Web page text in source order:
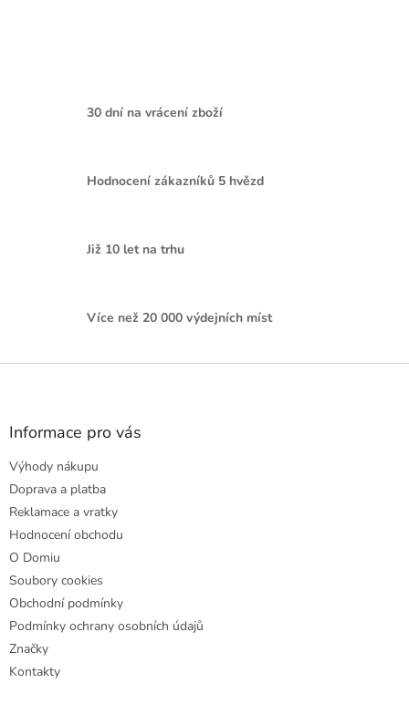
30 dní na vrácení zboží
Hodnocení zákazníků 5 hvězd
Již 10 let na trhu
Více než 20 000 výdejních míst
Z
Informace pro vás
Výhody nákupu
Doprava a platba
Reklamace a vratky
Hodnocení obchodu
O Domiu
Soubory cookies
Obchodní podmínky
Podmínky ochrany osobních údajů
Značky
Kontakty